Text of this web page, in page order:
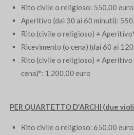
Rito civile o religioso: 550,00 euro
Aperitivo (dai 30 ai 60 minuti): 550
Rito (civile o religioso) + Aperitivo
Ricevimento (o cena) (dai 60 ai
Rito (civile o religioso) + Aperitivo
cena)*: 1.200,00 euro
PER QUARTETTO D'ARCHI (due
Rito civile o religioso: 650,00 euro